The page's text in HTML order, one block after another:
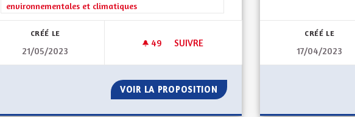
environnementales et climatiques
CRÉÉ LE
21/05/2023
49 49 ABONNÉS
SUIVRE
MOINS DE BÂTIMENTS SOMBRES POUR DE LA
VOIR LA PROPOSITION MOINS DE BÂTIMENTS
CRÉÉ LE
17/04/2023